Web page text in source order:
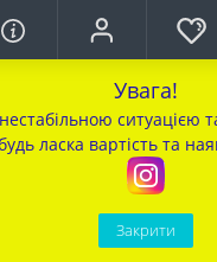
Увага!
ситуацією
ласка вартість та
Закрити